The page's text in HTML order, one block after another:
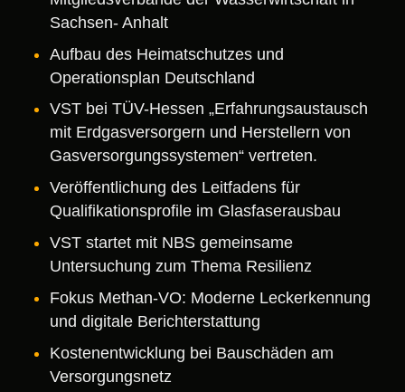
Sachsen- Anhalt
Aufbau des Heimatschutzes und
Operationsplan Deutschland
VST bei TÜV-Hessen „Erfahrungsaustausch
mit Erdgasversorgern und Herstellern von
Gasversorgungssystemen“ vertreten.
Veröffentlichung des Leitfadens für
Qualifikationsprofile im Glasfaserausbau
VST startet mit NBS gemeinsame
Untersuchung zum Thema Resilienz
Fokus Methan-VO: Moderne Leckerkennung
und digitale Berichterstattung
Kostenentwicklung bei Bauschäden am
Versorgungsnetz